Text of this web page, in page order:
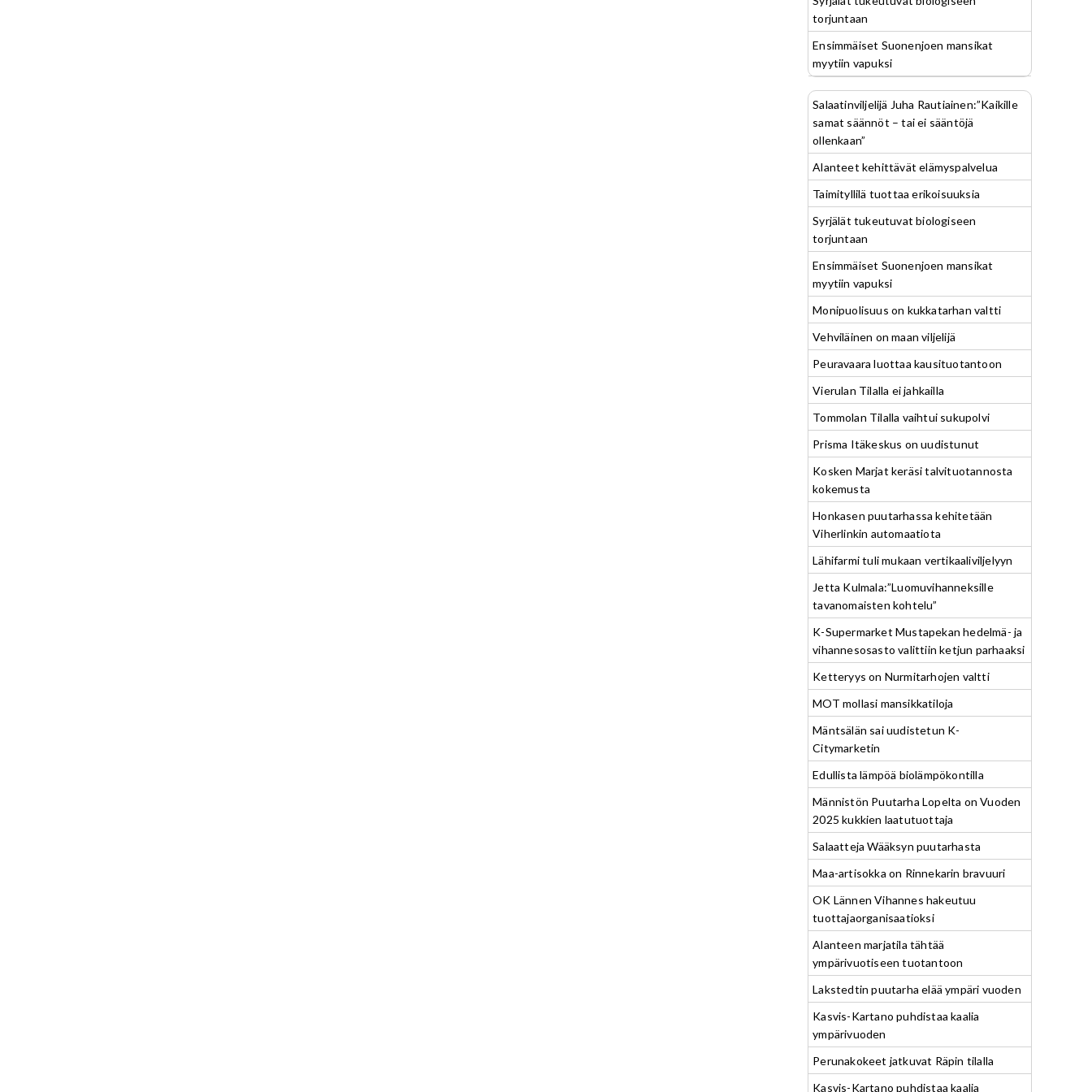
torjuntaan
Ensimmäiset Suonenjoen mansikat
myytiin vapuksi
Salaatinviljelijä Juha Rautiainen:”Kaikille
samat säännöt – tai ei sääntöjä
ollenkaan”
Alanteet kehittävät elämyspalvelua
Taimityllilä tuottaa erikoisuuksia
Syrjälät tukeutuvat biologiseen
torjuntaan
Ensimmäiset Suonenjoen mansikat
myytiin vapuksi
Monipuolisuus on kukkatarhan valtti
Vehviläinen on maan viljelijä
Peuravaara luottaa kausituotantoon
Vierulan Tilalla ei jahkailla
Tommolan Tilalla vaihtui sukupolvi
Prisma Itäkeskus on uudistunut
Kosken Marjat keräsi talvituotannosta
kokemusta
Honkasen puutarhassa kehitetään
Viherlinkin automaatiota
Lähifarmi tuli mukaan vertikaaliviljelyyn
Jetta Kulmala:”Luomuvihanneksille
tavanomaisten kohtelu”
K-Supermarket Mustapekan hedelmä- ja
vihannesosasto valittiin ketjun parhaaksi
Ketteryys on Nurmitarhojen valtti
MOT mollasi mansikkatiloja
Mäntsälän sai uudistetun K-
Citymarketin
Edullista lämpöä biolämpökontilla
Männistön Puutarha Lopelta on Vuoden
2025 kukkien laatutuottaja
Salaatteja Wääksyn puutarhasta
Maa-artisokka on Rinnekarin bravuuri
OK Lännen Vihannes hakeutuu
tuottajaorganisaatioksi
Alanteen marjatila tähtää
ympärivuotiseen tuotantoon
Lakstedtin puutarha elää ympäri vuoden
Kasvis-Kartano puhdistaa kaalia
ympärivuoden
Perunakokeet jatkuvat Räpin tilalla
Kasvis-Kartano puhdistaa kaalia